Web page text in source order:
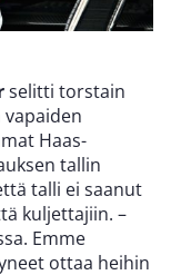
selitti torstain
Haas-
tallin
talli ei saanut
kuljettajiin. –
Emme
ottaa heihin